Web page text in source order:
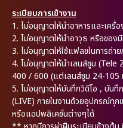
ระเบียบการเข้างาน
1. ไม่อนุญาตให้นำอาหารและเครื่
2. ไม่อนุญาตให้นำอาวุธ หรือของ
3. ไม่อนุญาตให้ใช้แฟลชในการถ่า
4. ไม่อนุญาตให้นำเลนส์ซูม
400 / 600 (แต่เลนส์ซูม 24-105
5. ไม่อนุญาตให้บันทึกวิดีโอ , บันทึ
(LIVE) ภายในงานด้วยอุปกรณ์ทุก
หรือแอปพลิเคชั่นต่างๆได้